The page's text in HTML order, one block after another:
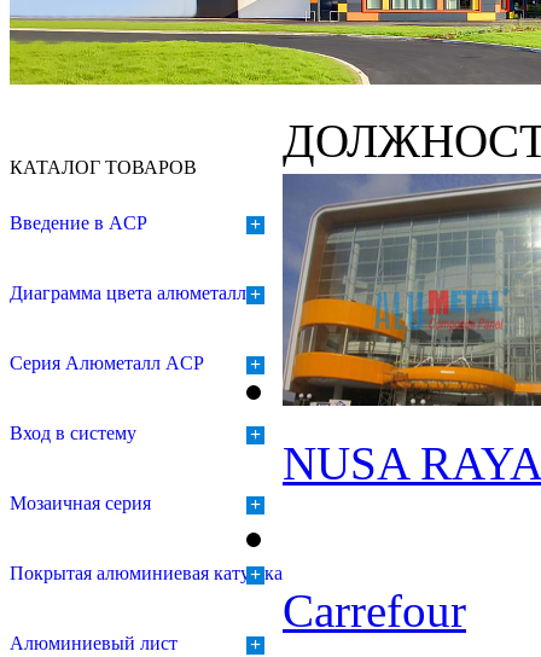
КАТАЛОГ ТОВАРОВ
Введение в ACP +
Диаграмма цвета алюметалла+
Серия Алюметалл ACP +
Вход в систему +
Мозаичная серия +
Покрытая алюминиевая катушка
+
Алюминиевый лист +
NUSA
Carrefour